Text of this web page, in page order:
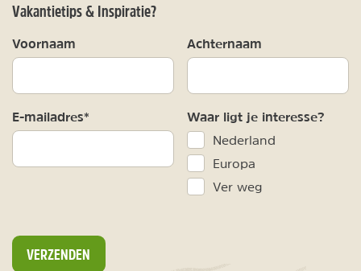
Vakantietips & Inspiratie?
Voornaam Achternaam
E-mailadres* Waar ligt je interesse?
Nederland
Europa
Ver weg
VERZENDEN